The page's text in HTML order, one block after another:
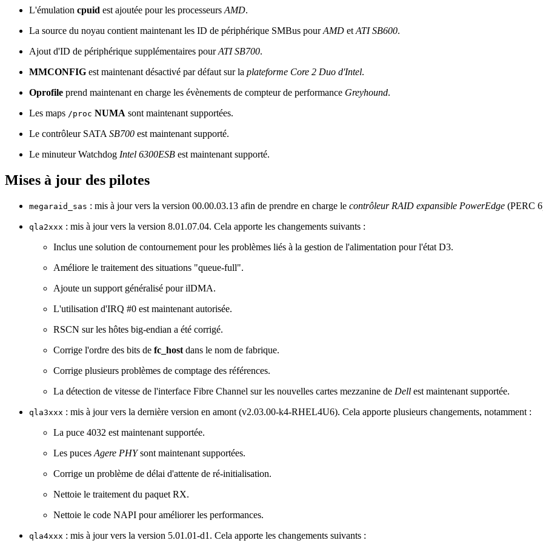
L'émulation cpuid est ajoutée pour les processeurs AMD.
La source du noyau contient maintenant les ID de périphérique SMBus pourAMD et ATI SB600.
Ajout d'ID de périphérique supplémentaires pourATI SB700.
MMCONFIG est maintenant désactivé par défaut sur la plateforme Core 2 Duo d'Intel.
Oprofile prend maintenant en charge les évènements de compteur de performance Greyhound.
Les maps /proc NUMA sont maintenant supportées.
Le contrôleur SATA SB700 est maintenant supporté.
Le minuteurWatchdog Intel 6300ESB est maintenant supporté.
Mises à jour des pilotes
megaraid_sas : mis à jour vers la version 00.00.03.13 afin de prendre en charge le contrôleur RAID expansible PowerEdge (PERC
qla2xxx : mis à jour vers la version 8.01.07.04. Cela apporte les changements suivants :
Inclus une solution de contournement pour les problèmes liés à la gestion de l'alimentation pour l'état D3.
Améliore le traitement des situations "queue-full".
Ajoute un support généralisé pour ilDMA.
L'utilisation d'IRQ #0 est maintenant autorisée.
RSCN sur les hôtes big-endian a été corrigé.
Corrige l'ordre des bits de fc_host dans le nom de fabrique.
Corrige plusieurs problèmes de comptage des références.
La détection de vitesse de l'interface Fibre Channel sur les nouvelles cartes mezzanine de Dell est maintenant supportée.
qla3xxx : mis à jour vers la dernière version en amont (v2.03.00-k4-RHEL4U6). Cela apporte plusieurs changements, notamment :
La puce 4032 est maintenant supportée.
Les puces Agere PHYsont maintenant supportées.
Corrige un problème de délai d'attente de ré-initialisation.
Nettoie le traitement du paquet RX.
Nettoie le code NAPI pour améliorer les performances.
qla4xxx : mis à jour vers la version 5.01.01-d1. Cela apporte les changements suivants :